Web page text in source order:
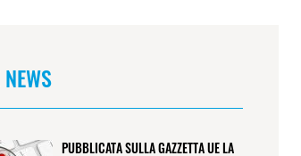
PUBBLICATA SULLA GAZZETTA UE LA